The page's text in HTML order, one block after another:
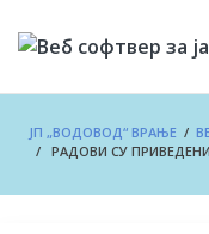
ЈП „ВОДОВОД“ ВРАЊЕ /
/ РАДОВИ СУ